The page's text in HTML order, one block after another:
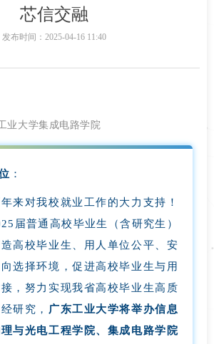
芯信交融
业大学集成电路学院
：
来对我校就业工作的大力支持！
届普通高校毕业生（含研究生）
高校毕业生、用人单位公平、安
选择环境，促进高校毕业生与用
，努力实现我省高校毕业生高质
研究， 广东工业大学将举办信息
与光电工程学院、集成电路学院
发布时间： 2025-04-16 11:40